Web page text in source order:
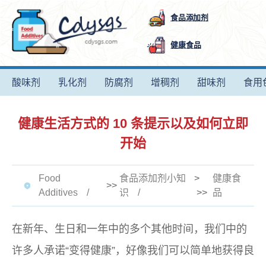
食品添加剂
健康食品
酸味剂 乳化剂 防腐剂 增稠剂 甜味剂 食用
健康生活方式的 10 条提示以及如何立即
开始
Food
Additives
>>
食品添加剂小知
识
>
>>
健康食
品
在新年、生日和一年中的多个其他时间，我们中的
许多人承诺“变得健康”，好像我们可以简单地获得良